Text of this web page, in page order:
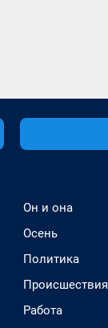
Он и она
Осень
Политика
Происшествия
Работа